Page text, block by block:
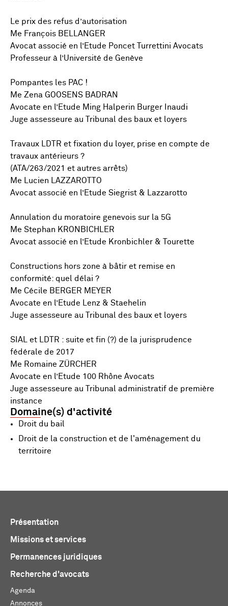
Le prix des refus d’autorisation
Me François BELLANGER
Avocat associé en l’Etude Poncet Turrettini Avocats
Professeur à l’Université de Genève
Pompantes les PAC !
Me Zena GOOSENS BADRAN
Avocate en l’Etude Ming Halperin Burger Inaudi
Juge assesseure au Tribunal des baux et loyers
Travaux LDTR et fixation du loyer, prise en compte de
travaux antérieurs ?
(ATA/263/2021 et autres arrêts)
Me Lucien LAZZAROTTO
Avocat associé en l’Etude Siegrist & Lazzarotto
Annulation du moratoire genevois sur la 5G
Me Stephan KRONBICHLER
Avocat associé en l’Etude Kronbichler & Tourette
Constructions hors zone à bâtir et remise en
conformité: quel délai ?
Me Cécile BERGER MEYER
Avocate en l’Etude Lenz & Staehelin
Juge assesseure au Tribunal des baux et loyers
SIAL et LDTR : suite et fin (?) de la jurisprudence
fédérale de 2017
Me Romaine ZÜRCHER
Avocate en l’Etude 100 Rhône Avocats
Juge assesseure au Tribunal administratif de première
instance
Domaine(s) d'activité
Droit du bail
Droit de la construction et de l'aménagement du
territoire
Présentation
Missions et services
Permanences juridiques
Recherche d'avocats
Agenda
Annonces